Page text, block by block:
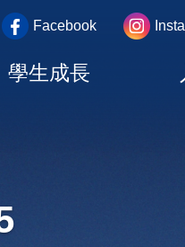
top_area
Facebook
學生成長